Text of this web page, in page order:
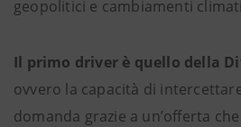
geopolitici e cambiamenti
Il primo driver è quello della
ovvero la capacità di
domanda grazie a un’offerta